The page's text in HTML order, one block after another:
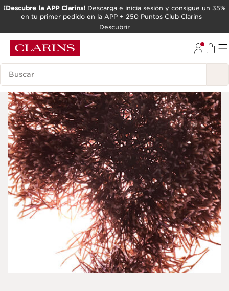
IR AL CONTENIDO
¡Descubre la APP Clarins!Descarga e inicia sesión y consigue un 35%
en tu primer pedido en la APP + 250 Puntos Club Clarins
Descubrir
Leyenda